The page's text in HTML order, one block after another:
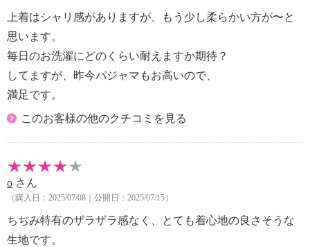
【個体差あり】
・個体差あり
【原産国（地）】
・日本製
上着はシャリ感がありますが、もう少し柔らかい方が〜と
思います。
毎日のお洗濯にどのくらい耐えますか期待？
してますが、昨今パジャマもお高いので、
満足です。
このお客様の他のクチコミを見る
o さん
（購入日：2025/07/08｜公開日：2025/07/15）
ちぢみ特有のザラザラ感なく、とても着心地の良さそうな
生地です。